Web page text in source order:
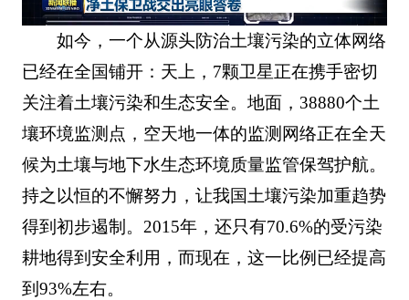
如今，一个从源头防治土壤污染的立体网络
已经在全国铺开：天上，7颗卫星正在携手密切
关注着土壤污染和生态安全。地面，38880个土
壤环境监测点，空天地一体的监测网络正在全天
候为土壤与地下水生态环境质量监管保驾护航。
持之以恒的不懈努力，让我国土壤污染加重趋势
得到初步遏制。2015年，还只有70.6%的受污染
耕地得到安全利用，而现在，这一比例已经提高
到93%左右。